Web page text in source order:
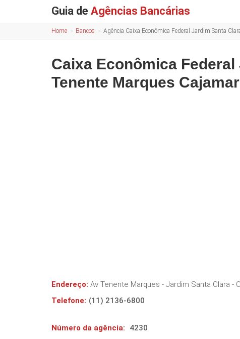
Guia de Agências Bancárias
Home Bancos Agência Caixa Econômica Federal Jardim Santa
Caixa Econômica
Tenente Marques
Endereço: Av Tenente Marques - Jardim Santa Clara -
Telefone: (11) 2136-6800
Número da agência:
4230